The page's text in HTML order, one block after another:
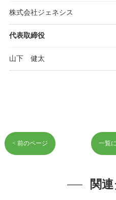
株式会社ジェネシス
代表取締役
山下 健太
< 前のページ 一覧
関